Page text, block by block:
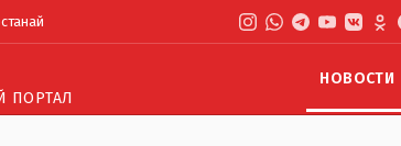
ПОРТАЛ
НОВОСТИ